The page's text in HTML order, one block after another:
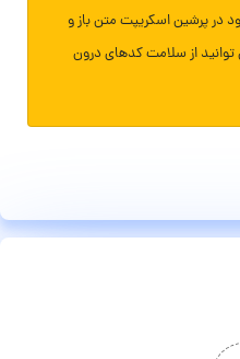
در پرشین اسکریپت متن باز و
از سلامت کدهای درون